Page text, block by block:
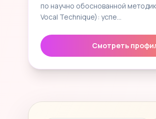
по научно обоснованной
Vocal Technique): успе…
Смотреть